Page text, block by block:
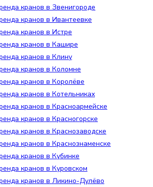
кранов в Звенигороде
кранов в Ивантеевке
кранов в Истре
кранов в Кашире
кранов в Клину
кранов в Коломне
кранов в Королёве
кранов в Котельниках
кранов в Красноармейске
кранов в Красногорске
кранов в Краснозаводске
кранов в Краснознаменске
кранов в Кубинке
кранов в Куровском
кранов в Ликино-Дулёво